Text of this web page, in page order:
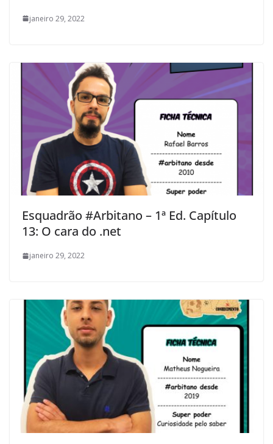
janeiro 29, 2022
Esquadrão #Arbitano – 1ª Ed. Capítulo
13: O cara do .net
janeiro 29, 2022